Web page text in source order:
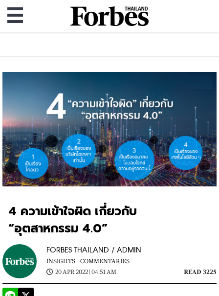
4 ความเข้าใจผิด เกี่ยวกับ
“อุตสาหกรรม 4.0”
FORBES THAILAND / ADMIN
INSIGHTS | COMMENTARIES
20 APR 2022 | 04:51 AM
READ 3225